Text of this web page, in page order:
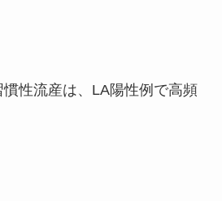
性流産は、LA陽性例で高頻